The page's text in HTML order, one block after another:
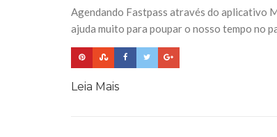
Agendando Fastpass através do aplicativo
ajuda muito para poupar o nosso tempo no
Leia Mais